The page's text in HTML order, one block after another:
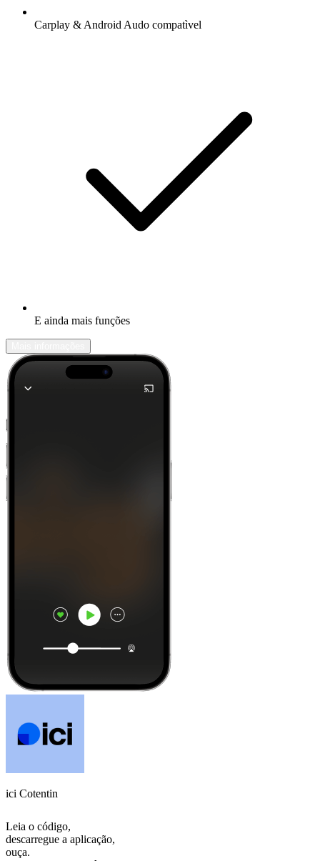
Carplay & Android Audo compatìvel
E ainda mais funções
ici Cotentin
Leia o código,
descarregue a aplicação,
ouça.